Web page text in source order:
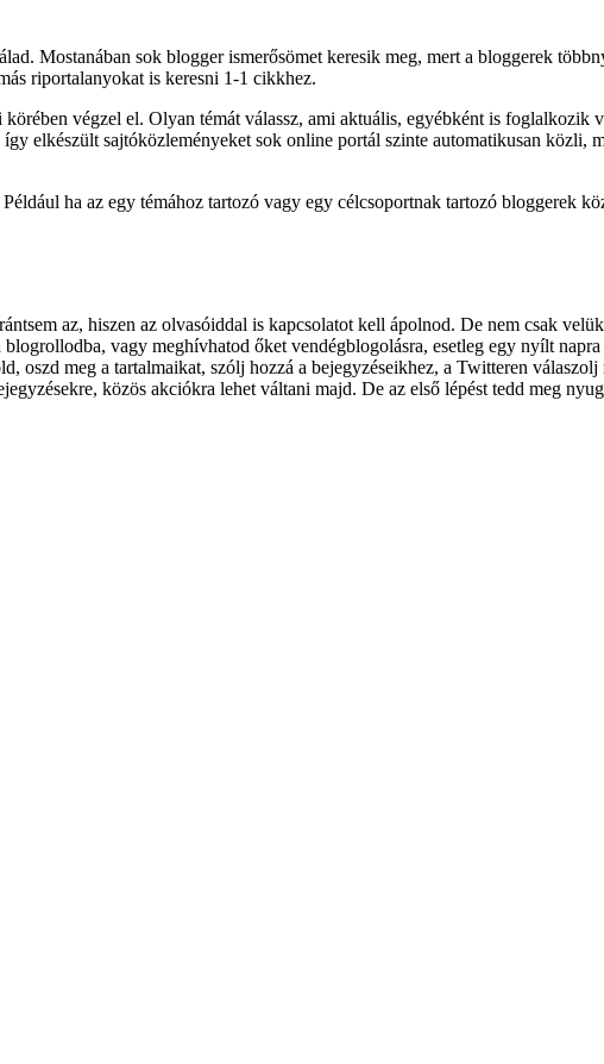
Mostanában sok blogger ismerősömet keresik meg, mert a bloggerek
riportalanyokat is keresni 1-1 cikkhez.
végzel el. Olyan témát válassz, ami aktuális, egyébként is foglalkozik
elkészült sajtóközleményeket sok online portál szinte automatikusan közli,
ha az egy témához tartozó vagy egy célcsoportnak tartozó bloggerek
az, hiszen az olvasóiddal is kapcsolatot kell ápolnod. De nem csak
vagy meghívhatod őket vendégblogolásra, esetleg egy nyílt
oszd meg a tartalmaikat, szólj hozzá a bejegyzéseikhez, a Twitteren
közös akciókra lehet váltani majd. De az első lépést tedd meg